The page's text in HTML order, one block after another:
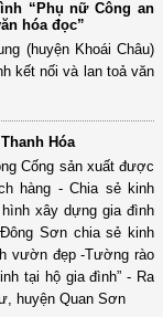
“Phụ nữ Công an
hóa đọc”
(huyện Khoái Châu)
kết nối và lan toả văn
Hóa
Cống sản xuất được
hàng - Chia sẻ kinh
xây dựng gia đình
Sơn chia sẻ kinh
vườn đẹp -Tường rào
tại hộ gia đình” - Ra
huyện Quan Sơn